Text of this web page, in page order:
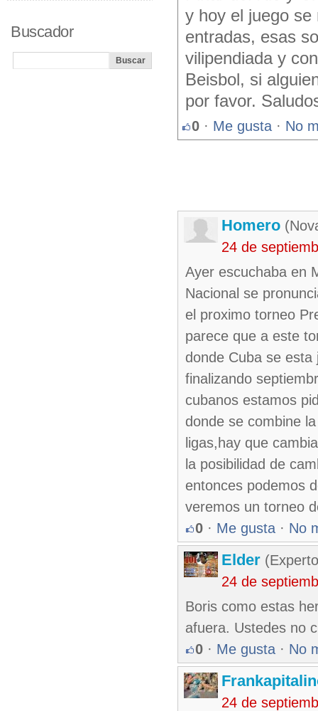
y hoy el juego se
entradas, esas
vilipendiada y
Beisbol, si
por favor.
0 · Me gusta · No
Homero
24 de
Ayer escuchaba en
Nacional se
el proximo torneo
parece que a este
donde Cuba se
finalizando
cubanos estamos
donde se combine
ligas,hay que
la posibilidad de
entonces podemos
veremos un torneo
0 · Me gusta · No
Elder
24 de
Boris como estas
afuera. Ustedes no
0 · Me gusta · No
24 de
Buscador